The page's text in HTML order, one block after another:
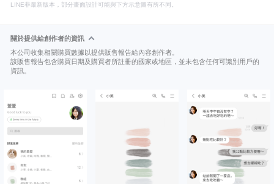
LINE非最新版本，部分畫面設計可能與下方示意圖有所不同。
關於提供給創作者的資訊
本公司收集相關購買數據以提供販售報告給內容創作者。
該販售報告包含購買日期及購買者所註冊的國家或地區，並未包含任何可識別用戶的
資訊。